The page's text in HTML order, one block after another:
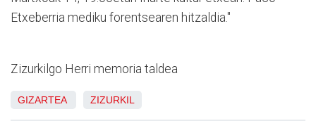
Etxeberria mediku forentsearen hitzaldia."
Zizurkilgo Herri memoria taldea
GIZARTEA ZIZURKIL